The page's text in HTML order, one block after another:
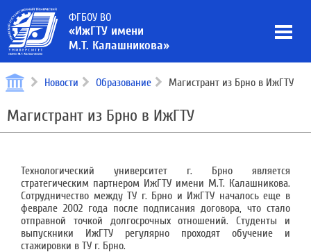
ФГБОУ ВО
«ИжГТУ имени
М.Т. Калашникова»
Новости Образование Магистрант из Брно в ИжГТУ
Магистрант из Брно в ИжГТУ
Технологический университет г. Брно является
стратегическим партнером ИжГТУ имени М.Т. Калашникова.
Сотрудничество между ТУ г. Брно и ИжГТУ началось еще в
феврале 2002 года после подписания договора, что стало
отправной точкой долгосрочных отношений. Студенты и
выпускники ИжГТУ регулярно проходят обучение и
стажировки в ТУ г. Брно.